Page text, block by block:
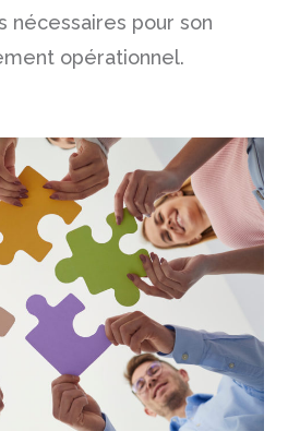
nécessaires pour son
opérationnel.